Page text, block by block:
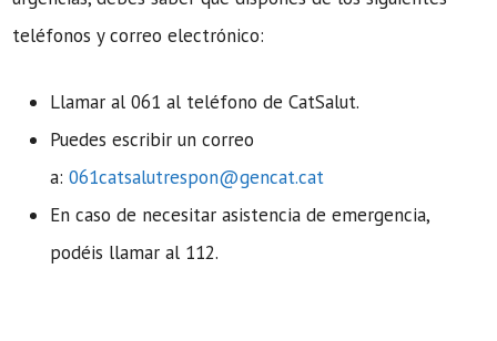
teléfonos y correo electrónico:
Llamar al 061 al teléfono de CatSalut.
Puedes escribir un correo
a: 061catsalutrespon@gencat.cat
En caso de necesitar asistencia de emergencia,
podéis llamar al 112.